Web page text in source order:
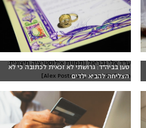
טען בביה"ד: גרושתי לא זכאית לכתובה כי לא
הצליחה להביא ילדים
עו"ד אלי גבריאל [תמונת אילוסטרציה חיצונית:
Alex Postovski, www.123rf.com]